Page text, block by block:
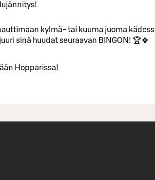
kylmä- tai kuuma juoma
sinä huudat seuraavan BINGON! 🏆🍀
Hopparissa!